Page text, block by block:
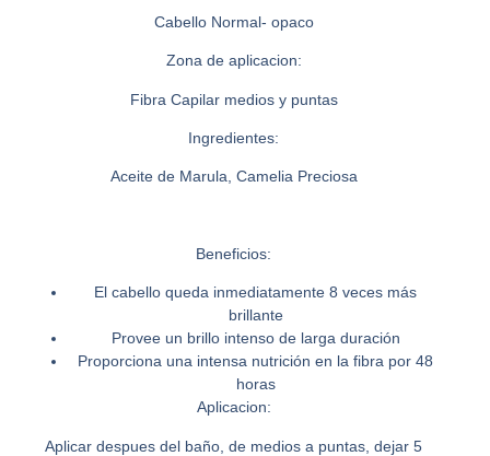
Cabello Normal- opaco
Zona de aplicacion:
Fibra Capilar medios y puntas
Ingredientes:
Aceite de Marula, Camelia Preciosa
Beneficios:
El cabello queda inmediatamente 8 veces más
brillante
Provee un brillo intenso de larga duración
Proporciona una intensa nutrición en la fibra por 48
horas
Aplicacion:
Aplicar despues del baño, de medios a puntas, dejar 5